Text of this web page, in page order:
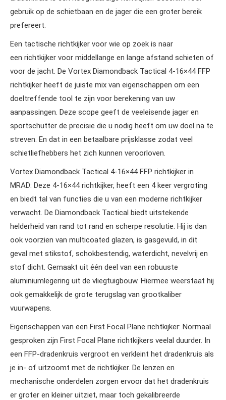
gebruik op de schietbaan en de jager die een groter bereik
prefereert.
Een tactische richtkijker voor wie op zoek is naar
een richtkijker voor middellange en lange afstand schieten of
voor de jacht. De Vortex Diamondback Tactical 4-16×44 FFP
richtkijker heeft de juiste mix van eigenschappen om een
doeltreffende tool te zijn voor berekening van uw
aanpassingen. Deze scope geeft de veeleisende jager en
sportschutter de precisie die u nodig heeft om uw doel na te
streven. En dat in een betaalbare prijsklasse zodat veel
schietliefhebbers het zich kunnen veroorloven.
Vortex Diamondback Tactical 4-16×44 FFP richtkijker in
MRAD: Deze 4-16×44 richtkijker, heeft een 4 keer vergroting
en biedt tal van functies die u van een moderne richtkijker
verwacht. De Diamondback Tactical biedt uitstekende
helderheid van rand tot rand en scherpe resolutie. Hij is dan
ook voorzien van multicoated glazen, is gasgevuld, in dit
geval met stikstof, schokbestendig, waterdicht, nevelvrij en
stof dicht. Gemaakt uit één deel van een robuuste
aluminiumlegering uit de vliegtuigbouw. Hiermee weerstaat hij
ook gemakkelijk de grote terugslag van grootkaliber
vuurwapens.
Eigenschappen van een First Focal Plane richtkijker: Normaal
gesproken zijn First Focal Plane richtkijkers veelal duurder. In
een FFP-dradenkruis vergroot en verkleint het dradenkruis als
je in- of uitzoomt met de richtkijker. De lenzen en
mechanische onderdelen zorgen ervoor dat het dradenkruis
er groter en kleiner uitziet, maar toch gekalibreerde